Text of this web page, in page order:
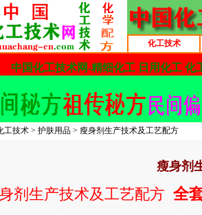
化工技术
工技术 > 护肤用品 > 瘦身剂生产技术及工艺配方
瘦身剂
剂生产技术及工艺配方 全